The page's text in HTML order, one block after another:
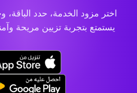
اختر مزود الخدمة، حدد الباقة،
يستمتع بتجربة تزيين مريحة